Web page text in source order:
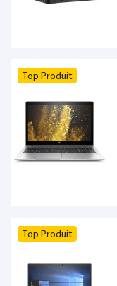
Top Produit
Top Produit